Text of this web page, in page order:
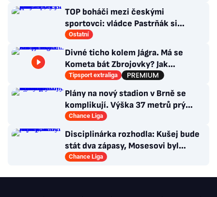
TOP boháči mezi českými
sportovci: vládce Pastrňák si
pohoršil, překvapil „nejotravnější“
hráč
Ostatní
Divné ticho kolem Jágra. Má se
Kometa bát Zbrojovky? Jak
poskládat Pardubice
Tipsport extraliga
Plány na nový stadion v Brně se
komplikují. Výška 37 metrů prý
narušuje výhled na centrum
Chance Liga
Disciplinárka rozhodla: Kušej bude
stát dva zápasy, Mosesovi byl
prominut zbytek trestu
Chance Liga